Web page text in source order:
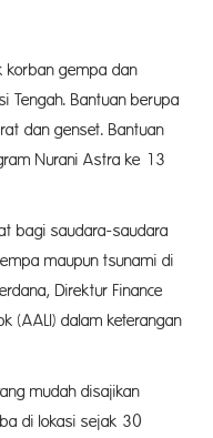
korban gempa dan
Tengah. Bantuan berupa
dan genset. Bantuan
Nurani Astra ke 13
bagi saudara-saudara
maupun tsunami di
Direktur Finance
(AALI) dalam keterangan
mudah disajikan
di lokasi sejak 30